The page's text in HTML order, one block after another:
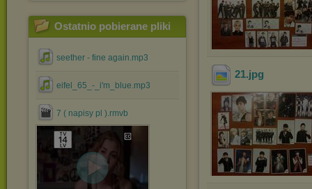
Ostatnio pobierane pliki
seether - fine again.mp3
eifel_65_-_i'm_blue.mp3
7 ( napisy pl ).rmvb
21.jpg